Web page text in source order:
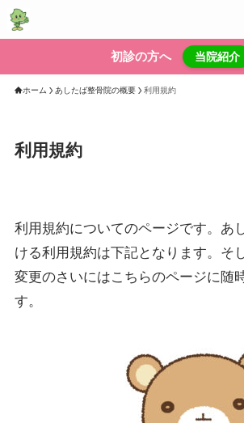
初診の方へ 当院紹介
ホーム あしたば整骨院の概要 利用規約
利用規約
利用規約についてのページです。あ
ける利用規約は下記となります。そ
変更のさいにはこちらのページに随
す。